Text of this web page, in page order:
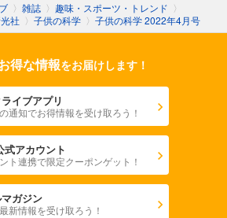
試し読み
2024年5月号
)
を表示する
)
〉 雑誌 〉 趣味・スポーツ・トレンド 〉
社 〉 子供の科学 〉 子供の科学 2022年4月号
得な情報をお届けします！
イブアプリ
通知でお得情報を受け取ろう！
式アカウント
ト連携で限定クーポンゲット！
ガジン
新情報を受け取ろう！